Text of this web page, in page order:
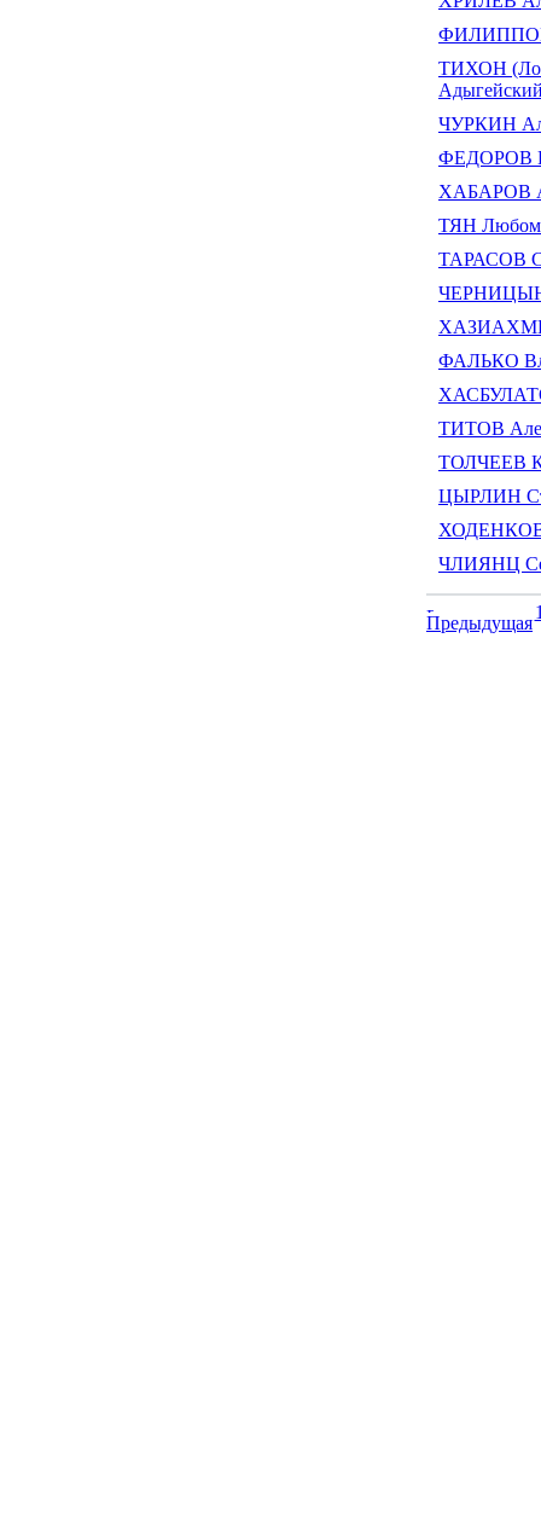
ФИЛИППОВ
ТИХОН
ЧУРКИН
ФЕДОРОВ
ХАБАРОВ
ТЯН
ТАРАСОВ
ЧЕРНИЦЫН
ФАЛЬКО
ТИТОВ
ТОЛЧЕЕВ
ЦЫРЛИН
ХОДЕНКОВ
ЧЛИЯНЦ
Предыдущая